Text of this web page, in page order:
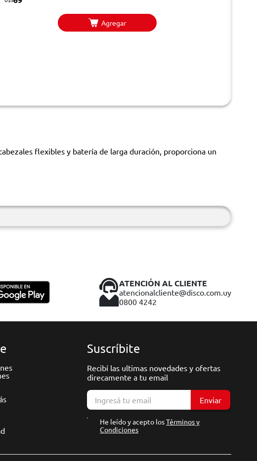
Agregar
flexibles y batería de larga duración, proporciona un
ATENCIÓN AL CLIENTE
atencionalcliente@disco.com.uy
0800 4242
Suscríbite
Recibí las ultimas novedades y ofertas
direcamente a tu email
Enviar
He leído y acepto losTérminos y
Condiciones